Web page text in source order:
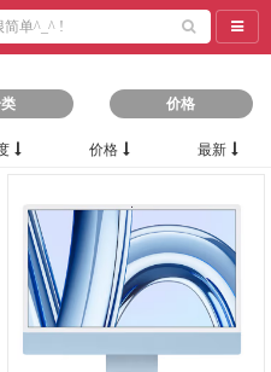
导航
价格
价格 最新